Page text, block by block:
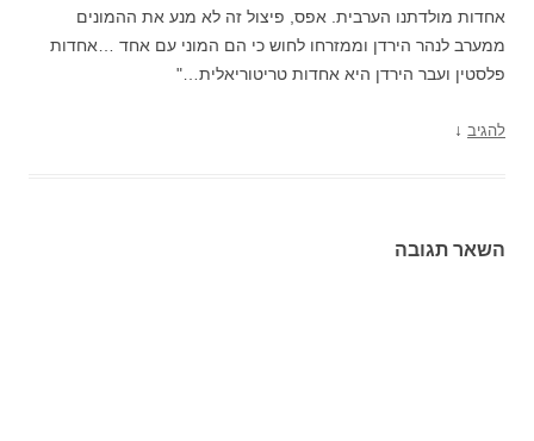
אחדות מולדתנו הערבית. אפס, פיצול זה לא מנע את ההמונים
ממערב לנהר הירדן וממזרחו לחוש כי הם המוני עם אחד …אחדות
פלסטין ועבר הירדן היא אחדות טריטוריאלית…"
להגיב ↓
השאר תגובה